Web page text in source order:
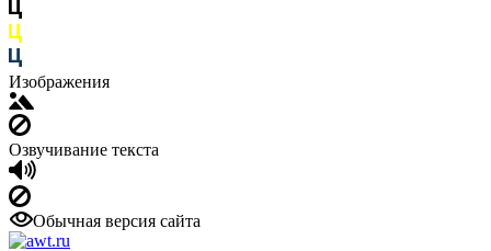
Изображения
Озвучивание текста
Обычная версия сайта